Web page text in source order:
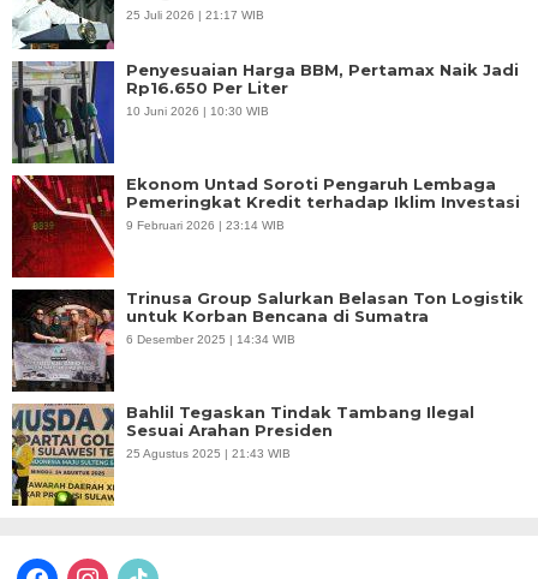
25 Juli 2026 | 21:17 WIB
Penyesuaian Harga BBM, Pertamax Naik Jadi
Rp16.650 Per Liter
10 Juni 2026 | 10:30 WIB
Ekonom Untad Soroti Pengaruh Lembaga
Pemeringkat Kredit terhadap Iklim Investasi
9 Februari 2026 | 23:14 WIB
Trinusa Group Salurkan Belasan Ton Logistik
untuk Korban Bencana di Sumatra
6 Desember 2025 | 14:34 WIB
Bahlil Tegaskan Tindak Tambang Ilegal
Sesuai Arahan Presiden
25 Agustus 2025 | 21:43 WIB
facebookinstagram
tiktok